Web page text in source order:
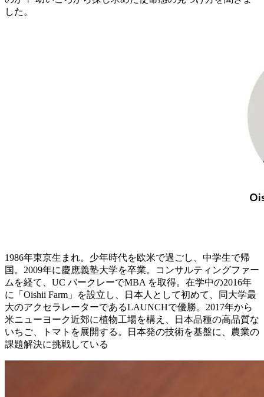
した。
1986年東京生まれ。少年時代を欧米で過ごし、中学生で帰
国。2009年に慶應義塾大学を卒業。コンサルティングファー
ムを経て、UC バークレーでMBA を取得。在学中の2016年
に「Oishii Farm」を設立し、日本人として初めて、同大学最
大のアクセラレーターであるLAUNCHで優勝。2017年から
米ニューヨーク近郊に植物工場を構え、日本品種の高品質な
いちご、トマトを展開する。日本発の技術を基盤に、農業の
課題解決に挑戦している